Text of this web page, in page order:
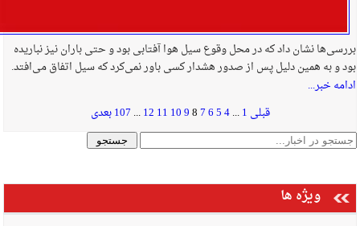
بررسی‌ها نشان داد که در محل وقوع سیل هوا آفتابی بود و حتی باران نیز نباریده
بود و به همین دلیل پس از صدور هشدار کسی باور نمی‌کرد که سیل اتفاق می‌افتد.
ادامه خبر...
قبلی 1
...
4
5
6
7
8
9
10
11
12
...
107بعدی
ویژه ها